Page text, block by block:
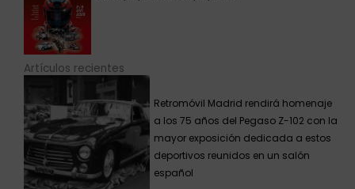
Artículos recientes
Retromóvil Madrid rendirá homenaje
a los 75 años del Pegaso Z-102 con la
mayor exposición dedicada a estos
deportivos reunidos en un salón
español